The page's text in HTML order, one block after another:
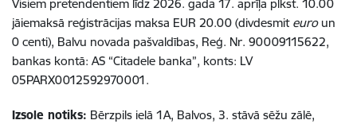
Visiem pretendentiem līdz 2026. gada 17. aprīļa plkst. 10.00
jāiemaksā reģistrācijas maksa EUR 20.00 (divdesmit euro un
0 centi), Balvu novada pašvaldības, Reģ. Nr. 90009115622,
bankas kontā: AS “Citadele banka”, konts: LV
05PARX0012592970001.
Izsole notiks: Bērzpils ielā 1A, Balvos, 3. stāvā sēžu zālē,